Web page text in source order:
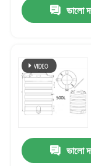
ভালো
ভালো